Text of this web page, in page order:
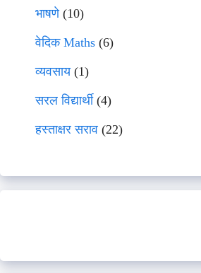
भाषणे(10)
वेदिक Maths (6)
व्यवसाय(1)
सरल विद्यार्थी(4)
हस्ताक्षर सराव (22)